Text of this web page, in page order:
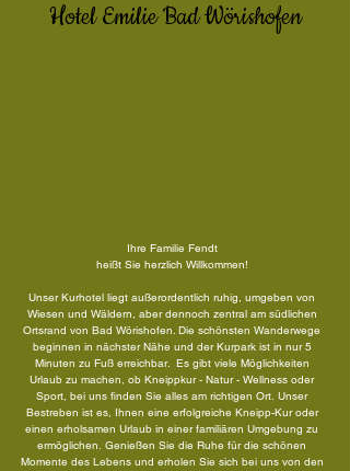
Hotel Emilie Bad Wörishofen
Ihre Familie Fendt
heißt Sie herzlich Willkommen!
Unser Kurhotel liegt außerordentlich ruhig, umgeben von
Wiesen und Wäldern, aber dennoch zentral am südlichen
Ortsrand von Bad Wörishofen. Die schönsten Wanderwege
beginnen in nächster Nähe und der Kurpark ist in nur 5
Minuten zu Fuß erreichbar. Es gibt viele Möglichkeiten
Urlaub zu machen, ob Kneippkur - Natur - Wellness oder
Sport, bei uns finden Sie alles am richtigen Ort. Unser
Bestreben ist es, Ihnen eine erfolgreiche Kneipp-Kur oder
einen erholsamen Urlaub in einer familiären Umgebung zu
ermöglichen. Genießen Sie die Ruhe für die schönen
Momente des Lebens und erholen Sie sich bei uns von den